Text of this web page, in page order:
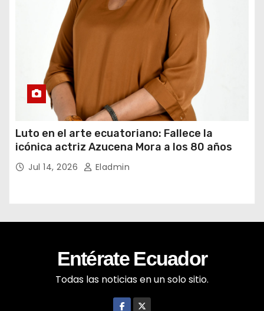
Luto en el arte ecuatoriano: Fallece la
icónica actriz Azucena Mora a los 80 años
Jul 14, 2026 Eladmin
Entérate Ecuador
Todas las noticias en un solo sitio.